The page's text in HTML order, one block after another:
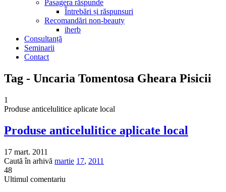
Pasagera răspunde
Întrebări și răspunsuri
Recomandări non-beauty
iherb
Consultanță
Seminarii
Contact
Tag - Uncaria Tomentosa Gheara Pisicii
1
Produse anticelulitice aplicate local
Produse anticelulitice aplicate local
17 mart. 2011
Caută în arhivă martie 17, 2011
48
Ultimul comentariu